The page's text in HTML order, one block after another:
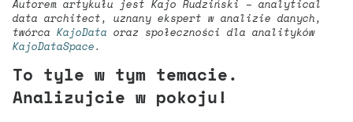
Autorem artykułu jest Kajo Rudziński – analytical
data architect, uznany ekspert w analizie danych,
twórca KajoData oraz społeczności dla analityków
KajoDataSpace.
To tyle w tym temacie.
Analizujcie w pokoju!